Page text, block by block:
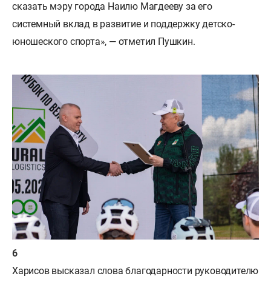
сказать мэру города Наилю Магдееву за его
системный вклад в развитие и поддержку детско-
юношеского спорта», — отметил Пушкин.
Харисов высказал слова благодарности руководителю